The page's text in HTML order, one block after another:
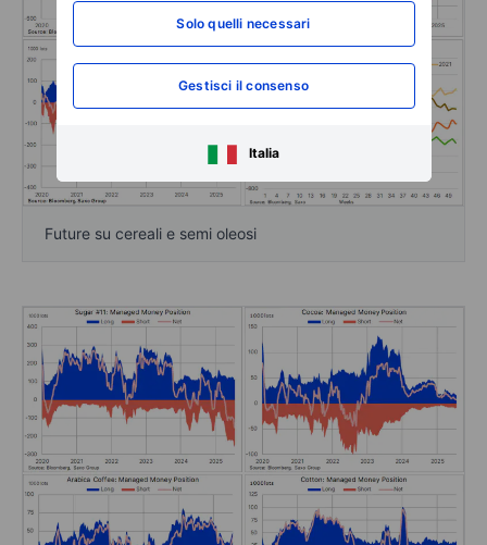
Solo quelli necessari
Gestisci il consenso
Italia
Future su cereali e semi oleosi